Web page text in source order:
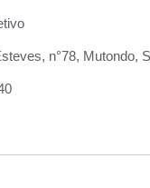
n°78, Mutondo,